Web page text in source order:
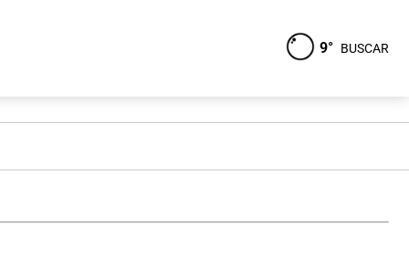
9° BUSCAR